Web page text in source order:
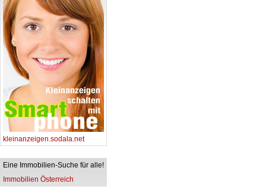
kleinanzeigen.sodala.net
Eine Immobilien-Suche für alle!
Immobilien Österreich